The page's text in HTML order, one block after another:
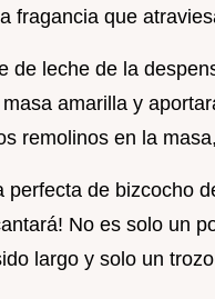
fragancia que
de leche de la
amarilla y
remolinos en la
de bizcocho
No es solo un
largo y solo un